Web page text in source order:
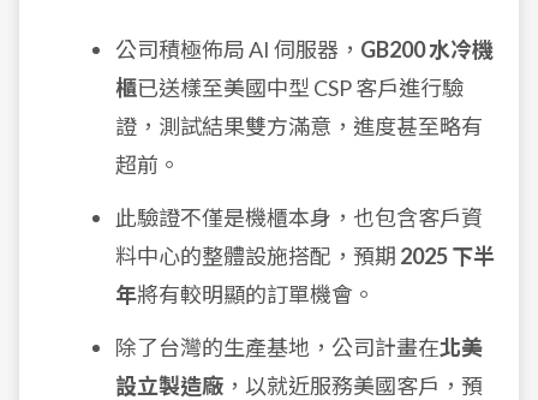
公司積極佈局 AI 伺服器， GB200 水冷機
櫃已送樣至美國中型 CSP 客戶進行驗
證，測試結果雙方滿意，進度甚至略有
超前。
此驗證不僅是機櫃本身，也包含客戶資
料中心的整體設施搭配，預期 2025 下半
年將有較明顯的訂單機會。
除了台灣的生產基地，公司計畫在北美
設立製造廠 ，以就近服務美國客戶，預